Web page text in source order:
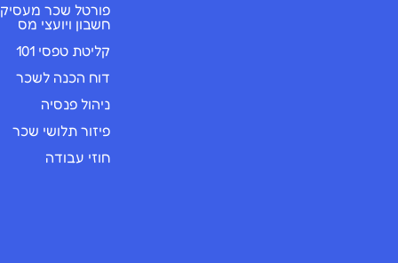
פורטל שכר
חשבון ויועצי מס
קליטת טפסי 101
דוח הכנה לשכר
ניהול פנסיה
פיזור תלושי שכר
חוזי עבודה